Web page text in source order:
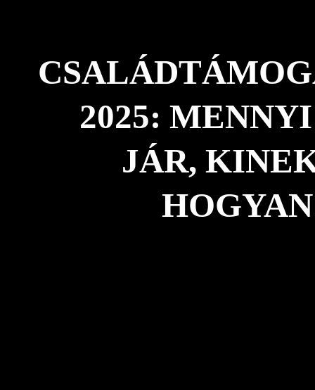
2025:
JÁR,